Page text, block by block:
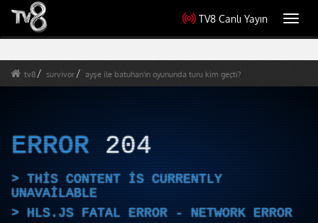
TV8 Canlı Yayın
tv8 survivor ayşe ile batuhan'ın oyununda turu kim geçti?
ERROR 204
THIS CONTENT IS CURRENTLY
UNAVAILABLE
HLS.JS FATAL ERROR - NETWORK ERROR